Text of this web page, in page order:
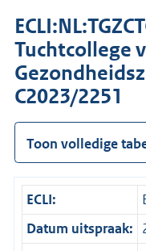
Tuchtcollege
C2023/2251
Toon volledige
ECLI:
Datum uitspraak: